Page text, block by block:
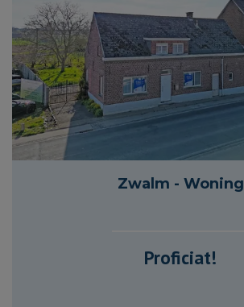
1 230 m² 120 m²
Zwalm - Woning
Proficiat!